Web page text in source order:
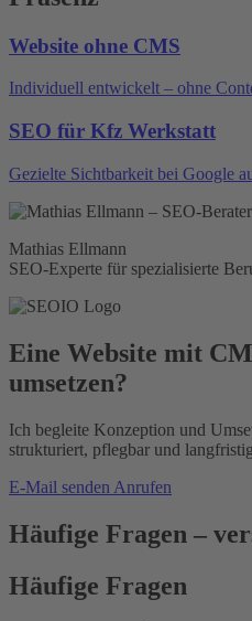
Website ohne CMS
Individuell entwickelt – ohne
SEO für Kfz Werkstatt
Gezielte Sichtbarkeit bei Google
Mathias Ellmann
SEO-Experte für spezialisierte
Eine Website mit
umsetzen?
Ich begleite Konzeption und
strukturiert, pflegbar und
E‑Mail senden Anrufen
Häufige Fragen –
Häufige Fragen